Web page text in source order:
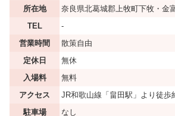
所在地 奈良県北葛城郡上牧町下牧・金
TEL
‐
営業時間
散策自由
定休日
無休
入場料
無料
アクセス
JR和歌山線「畠田駅」より徒歩
駐車場
なし